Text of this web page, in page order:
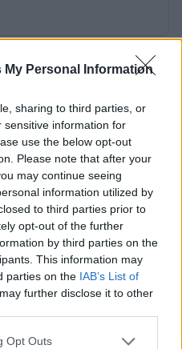
My Personal Information
sharing to third parties, or
sensitive information for
use the below opt-out
Please note that after your
may continue seeing
information utilized by
to third parties prior to
opt-out of the further
by third parties on the
This information may
parties on the IAB’s List of
further disclose it to other
uses one or more Google
Opt Outs